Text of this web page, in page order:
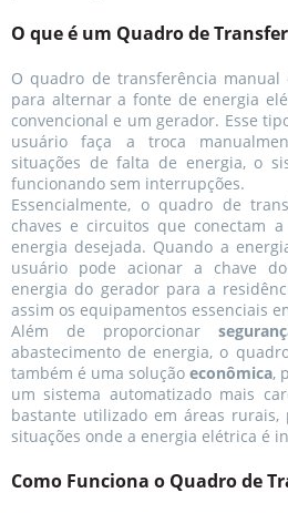
O que é um Quadro de
O quadro de transferência
para alternar a fonte de energia
convencional e um gerador. Esse
usuário faça a troca
situações de falta de energia, o
funcionando sem interrupções.
Essencialmente, o quadro de
chaves e circuitos que conectam
energia desejada. Quando a
usuário pode acionar a chave
energia do gerador para a
assim os equipamentos essenciais
Além de proporcionar
abastecimento de energia, o
também é uma solução econômica,
um sistema automatizado mais
bastante utilizado em áreas rurais,
situações onde a energia elétrica é
Como Funciona o Quadro de